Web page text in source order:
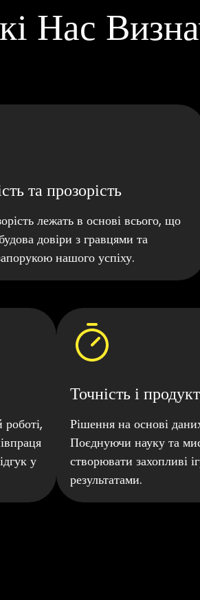
Нас
та прозорість
лежать в основі всього, що
довіри з гравцями та
нашого успіху.
у
Точність і
Рішення на основі
Поєднуючи науку та
створювати захопливі
результатами.